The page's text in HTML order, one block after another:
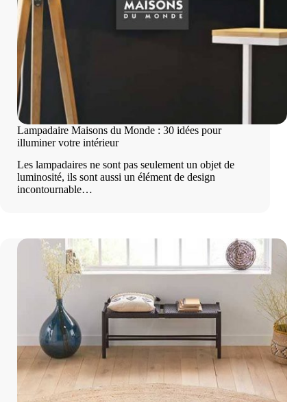
Lampadaire Maisons du Monde : 30 idées pour
illuminer votre intérieur
Les lampadaires ne sont pas seulement un objet de
luminosité, ils sont aussi un élément de design
incontournable…